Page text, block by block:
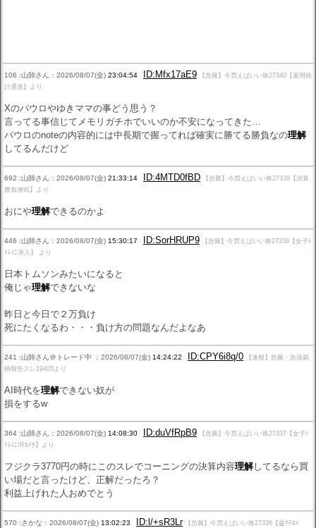
106 :山師さん：2026/08/07(金) 23:04:54 ID:Mfx17aE9
【急騰】今買えばいい株27340【雇用統
計通過】より
Xのパウロやゆきママの事どう思う？
言ってる事信じてメモリガチホでいいのか不安になってきた…
パウロのnoteの内容的には中長期で握ってれば確実に勝てる勝負なの理解
してるんだけど
692 :山師さん：2026/08/07(金) 21:33:14 ID:4MTD0fBD
【急騰】今買えばいい株27339【決算
勝負連戦】より
おにや理解できるのかよ
446 :山師さん：2026/08/07(金) 15:30:17 ID:SorHRUP9
【急騰】今買えばいい株27338【女子ﾄ
ｲﾚに潜入】 より
日本トムソンみたいになると
俺じゃ理解できないな
昨日と今日で２万負け
死にたくなるわ・・・負け方の問題なんだよなあ
241 :山師さん＠トレード中 ：2026/08/07(金) 14:24:22 ID:CPY6i8q/0
【速報】急騰・急落銘
柄報告スレ19405より
AI時代を理解できない奴が
損をするw
364 :山師さん：2026/08/07(金) 14:08:30 ID:duVfRpB9
【急騰】今買えばいい株27337【女子ﾄ
ｲﾚにIRｶﾒﾗ】より
フジクラ3770円の時にこのスレでコーニングの決算内容理解してるなら買
い場だと言ったけど、正解だったろ？
利益上げれた人おめでとう
570 :さかな：2026/08/07(金) 13:02:23 ID:l/+sR3Lr
【急騰】今買えばいい株27336【🤖ﾀﾃﾛﾊ